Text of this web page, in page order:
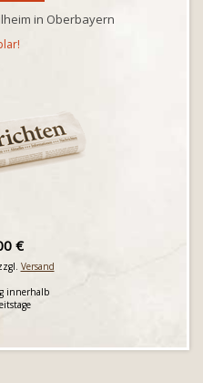
in Oberbayern
€
Versand
innerhalb